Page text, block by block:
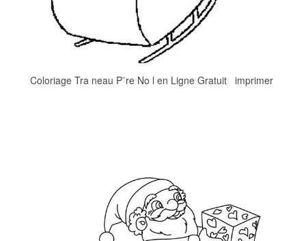
Coloriage Tra neau P¨re No l en Ligne Gratuit imprimer